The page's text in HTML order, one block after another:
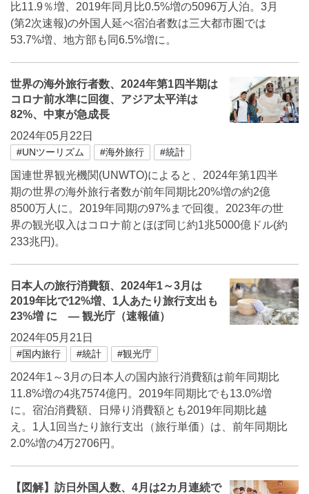
比11.9％増、2019年同月比0.5%増の5096万人泊。3月
(第2次速報)の外国人延べ宿泊者数は三大都市圏では
53.7%増、地方部も同6.5%増に。
世界の海外旅行者数、2024年第1四半期は
コロナ前水準に回復、アジア太平洋は
82%、中東が急成長
2024年05月22日
#UNツーリズム #海外旅行 #統計
国連世界観光機関(UNWTO)によると、2024年第1四半
期の世界の海外旅行者数が前年同期比20%増の約2億
8500万人に。2019年同期の97%まで回復。2023年の世
界の観光収入はコロナ前とほぼ同じ約1兆5000億ドル(約
233兆円)。
日本人の旅行消費額、2024年1～3月は
2019年比で12%増、1人あたり旅行支出も
23%増 に ― 観光庁（速報値）
2024年05月21日
#国内旅行 #統計 #観光庁
2024年1～3月の日本人の国内旅行消費額は前年同期比
11.8%増の4兆7574億円。2019年同期比でも13.0%増
に。宿泊消費額、日帰り消費額とも2019年同期比越
え。1人1回当たり旅行支出（旅行単価）は、前年同期比
2.0%増の4万2706円。
【図解】訪日外国人数、4月は2カ月連続で